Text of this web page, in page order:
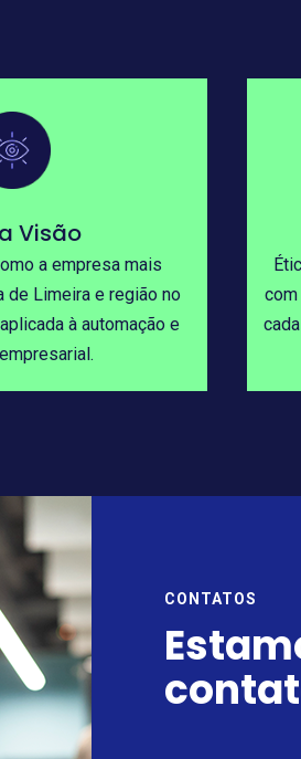
Visão
a empresa mais
de Limeira e região no
à automação e
com
CONTATOS